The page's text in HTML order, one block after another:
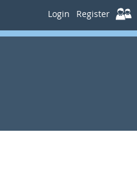
Login Register